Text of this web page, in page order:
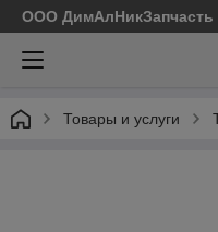
ООО ДимАлНикЗапчасть
Товары и услуги